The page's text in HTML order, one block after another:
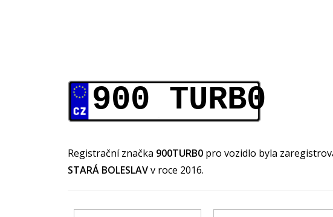
900 TURB0
Registrační značka 900TURB0 pro vozidlo byla
STARÁ BOLESLAVv roce 2016.